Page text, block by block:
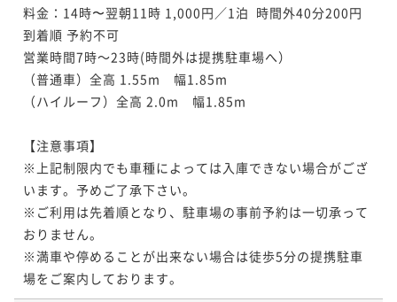
料金：14時〜翌朝11時 1,000円／1泊  時間外40分200円
到着順 予約不可
営業時間7時～23時(時間外は提携駐車場へ）
（普通車）全高 1.55m　幅1.85m
（ハイルーフ）全高 2.0m　幅1.85m
【注意事項】
※上記制限内でも車種によっては入庫できない場合がござ
います。予めご了承下さい。
※ご利用は先着順となり、駐車場の事前予約は一切承って
おりません。
※満車や停めることが出来ない場合は徒歩5分の提携駐車
場をご案内しております。